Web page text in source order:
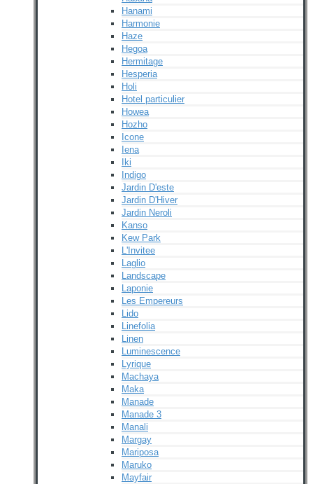
Hanami
Harmonie
Haze
Hegoa
Hermitage
Hesperia
Holi
Hotel particulier
Howea
Hozho
Icone
Iena
Iki
Indigo
Jardin D'este
Jardin D'Hiver
Jardin Neroli
Kanso
Kew Park
L'Invitee
Laglio
Landscape
Laponie
Les Empereurs
Lido
Linefolia
Linen
Luminescence
Lyrique
Machaya
Maka
Manade
Manade 3
Manali
Margay
Mariposa
Maruko
Mayfair